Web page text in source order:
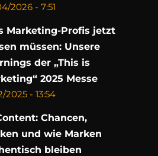
2026 - 7:51
Marketing-Profis jetzt
müssen: Unsere
der „This is
2025 Messe
2025 - 13:54
Chancen,
und wie Marken
bleiben